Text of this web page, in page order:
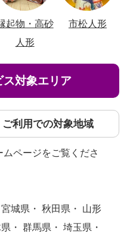
起物・高砂
人形
市松人形
ス対象エリア
ご利用での対象地域
ページをご覧くださ
城県・ 秋田県・ 山形
・ 群馬県・ 埼玉県・